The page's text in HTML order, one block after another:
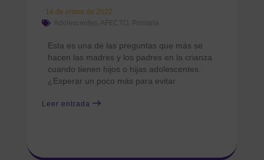
14 de enero de 2022
Adolescentes
AFECTO Primaria
Esta es una de las preguntas que más se
hacen las madres y los padres en la crianza
cuando tienen hijos o hijas adolescentes.
¿Esperar un poco más para evitar
Leer entrada